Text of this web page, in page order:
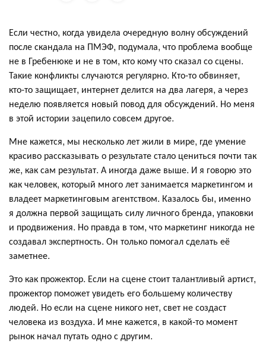
Если честно, когда увидела очередную волну обсуждений
после скандала на ПМЭФ, подумала, что проблема вообще
не в Гребенюке и не в том, кто кому что сказал со сцены.
Такие конфликты случаются регулярно. Кто-то обвиняет,
кто-то защищает, интернет делится на два лагеря, а через
неделю появляется новый повод для обсуждений. Но меня
в этой истории зацепило совсем другое.
Мне кажется, мы несколько лет жили в мире, где умение
красиво рассказывать о результате стало цениться почти так
же, как сам результат. А иногда даже выше. И я говорю это
как человек, который много лет занимается маркетингом и
владеет маркетинговым агентством. Казалось бы, именно
я должна первой защищать силу личного бренда, упаковки
и продвижения. Но правда в том, что маркетинг никогда не
создавал экспертность. Он только помогал сделать её
заметнее.
Это как прожектор. Если на сцене стоит талантливый артист,
прожектор поможет увидеть его большему количеству
людей. Но если на сцене никого нет, свет не создаст
человека из воздуха. И мне кажется, в какой-то момент
рынок начал путать одно с другим.